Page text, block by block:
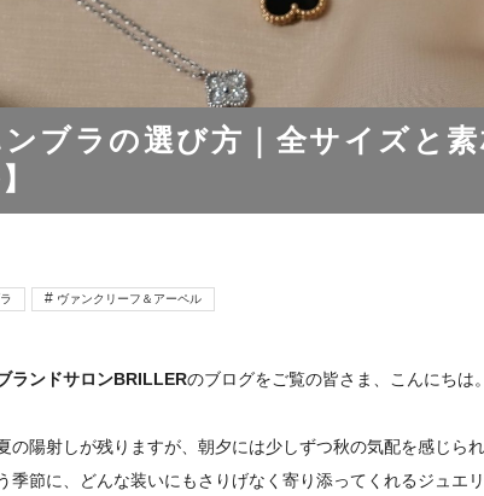
ブラの選び方｜全サイズと
ヴァンクリーフ＆アーペル
ランドサロンBRILLERのブログをご覧の皆さま、こんにちは。
の陽射しが残りますが、朝夕には少しずつ秋の気配を感じら
季節に、どんな装いにもさりげなく寄り添ってくれるジュエ